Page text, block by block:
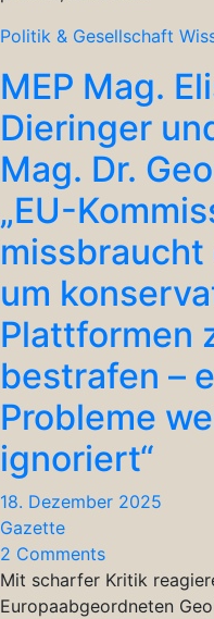
Politik & Gesellschaft
MEP Mag.
Dieringer
Mag. Dr.
„EU-
missbraucht
um
Plattformen
bestrafen –
Probleme
ignoriert“
18. Dezember 2025
Gazette
2 Comments
Mit scharfer Kritik
Europaabgeordneten